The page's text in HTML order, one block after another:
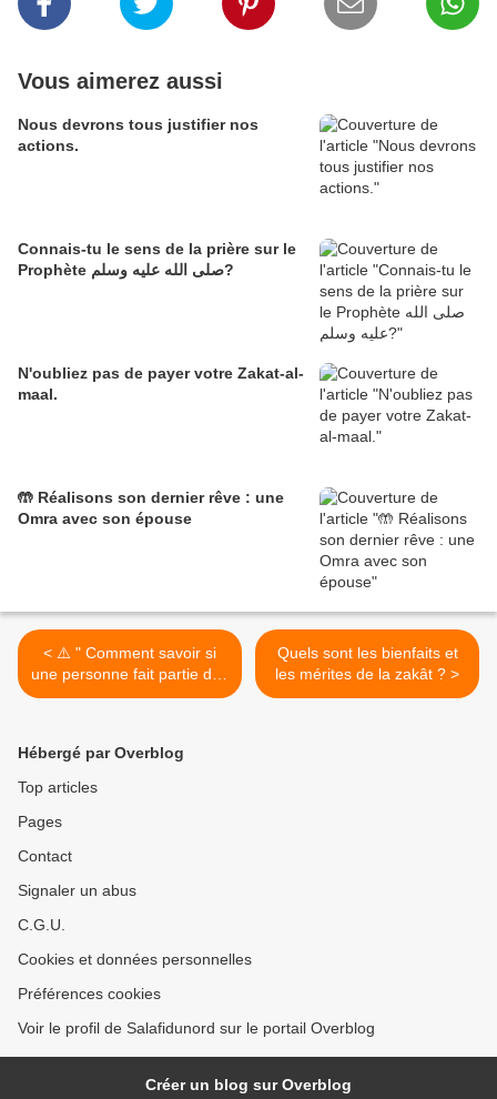
Vous aimerez aussi
Nous devrons tous justifier nos
actions.
Connais-tu le sens de la prière sur le
Prophète صلى الله عليه وسلم?
N'oubliez pas de payer votre Zakat-al-
maal.
🤲 Réalisons son dernier rêve : une
Omra avec son épouse
< ⚠️ " Comment savoir si
une personne fait partie des
biens aimés d'Allāh ?
Quels sont les bienfaits et
les mérites de la zakât ? >
Hébergé par Overblog
Top articles
Pages
Contact
Signaler un abus
C.G.U.
Cookies et données personnelles
Préférences cookies
Voir le profil de Salafidunord sur le portail Overblog
Créer un blog sur Overblog